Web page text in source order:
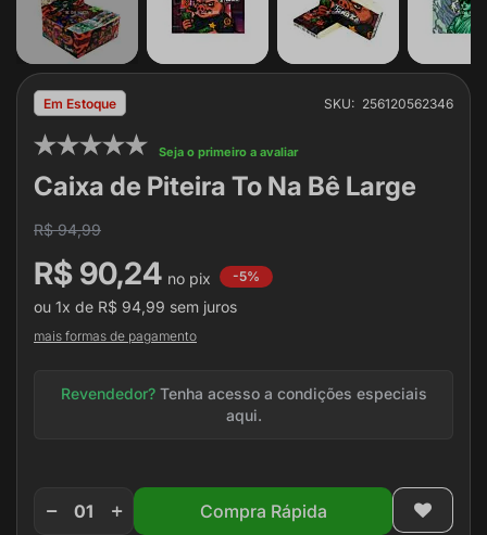
Em Estoque SKU 256120562346
Seja o primeiro a avaliar
Caixa de Piteira To Na Bê Large
R$ 94,99
R$ 90,24 -5%
ou 1x de R$ 94,99 sem juros
mais formas de pagamento
Revendedor?Tenha acesso a condições especiais
aqui.
Compra Rápida
Saltar
para
início
Galeria
imagens